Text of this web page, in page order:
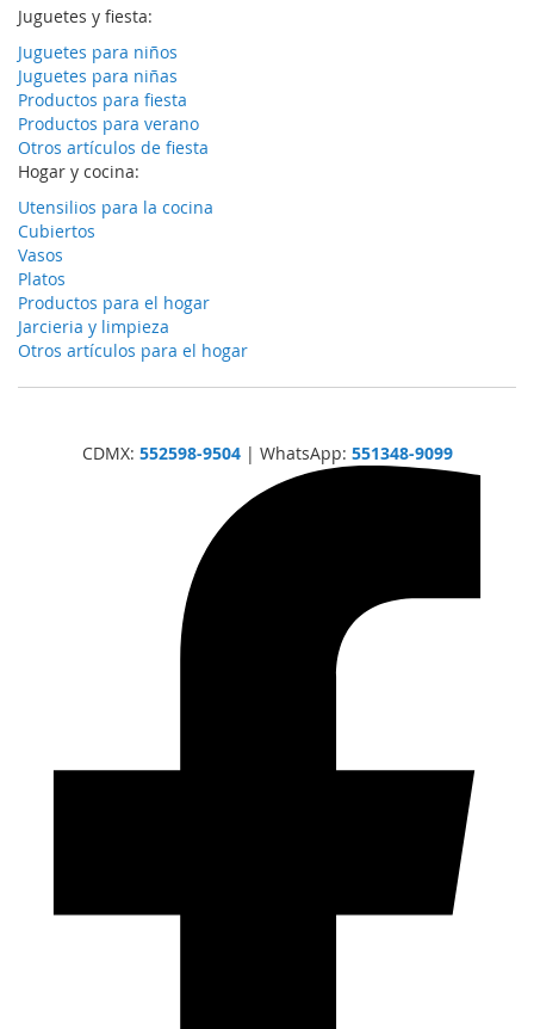
Juguetes y fiesta:
Juguetes para niños
Juguetes para niñas
Productos para fiesta
Productos para verano
Otros artículos de fiesta
Hogar y cocina:
Utensilios para la cocina
Cubiertos
Vasos
Platos
Productos para el hogar
Jarcieria y limpieza
Otros artículos para el hogar
CDMX: 552598-9504| WhatsApp: 551348-9099